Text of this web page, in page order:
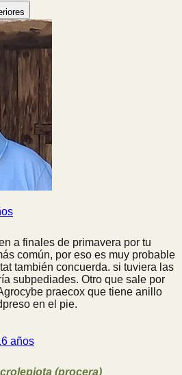
a finales de primavera por tu
común, por eso es muy probable
también concuerda. si tuviera las
subpediades. Otro que sale por
praecox que tiene anillo
en el pie.
años
(procera)